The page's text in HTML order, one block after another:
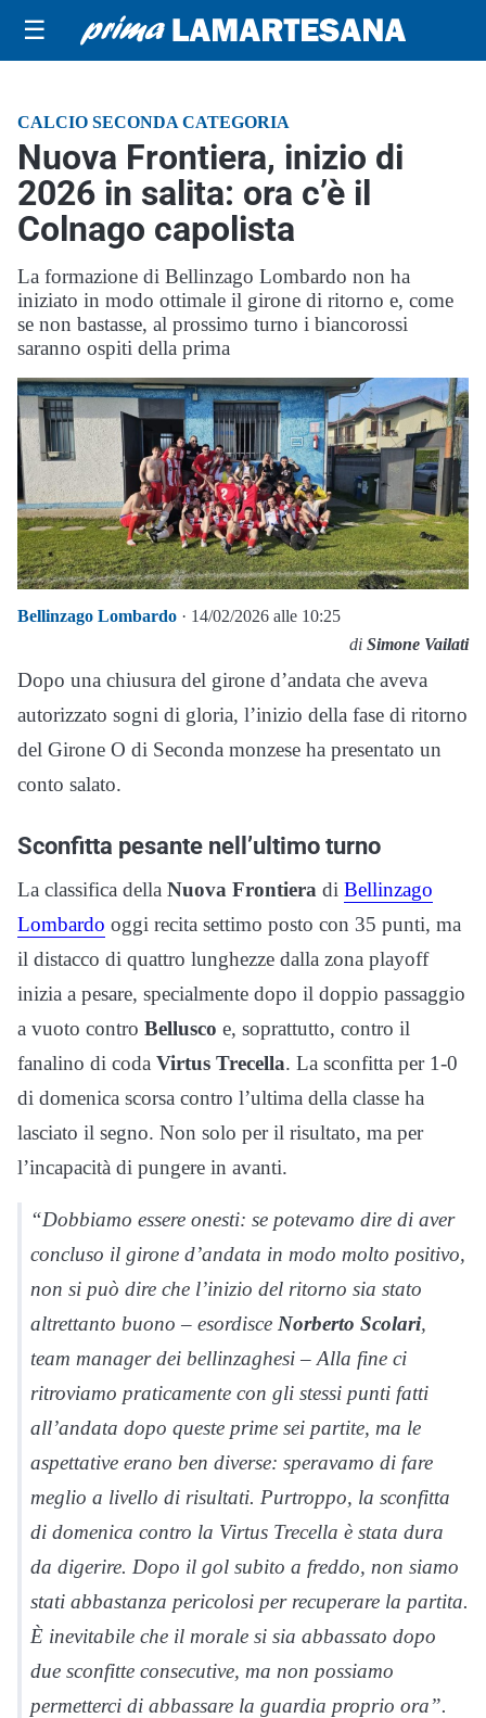
☰
CALCIO SECONDA CATEGORIA
Nuova Frontiera, inizio di
2026 in salita: ora c’è il
Colnago capolista
La formazione di Bellinzago Lombardo non ha
iniziato in modo ottimale il girone di ritorno e, come
se non bastasse, al prossimo turno i biancorossi
saranno ospiti della prima
Bellinzago Lombardo · 14/02/2026 alle 10:25
di Simone Vailati
Dopo una chiusura del girone d’andata che aveva
autorizzato sogni di gloria, l’inizio della fase di ritorno
del Girone O di Seconda monzese ha presentato un
conto salato.
Sconfitta pesante nell’ultimo turno
La classifica della Nuova Frontiera di Bellinzago
Lombardo oggi recita settimo posto con 35 punti, ma
il distacco di quattro lunghezze dalla zona playoff
inizia a pesare, specialmente dopo il doppio passaggio
a vuoto contro Bellusco e, soprattutto, contro il
fanalino di coda Virtus Trecella. La sconfitta per 1-0
di domenica scorsa contro l’ultima della classe ha
lasciato il segno. Non solo per il risultato, ma per
l’incapacità di pungere in avanti.
“Dobbiamo essere onesti: se potevamo dire di aver
concluso il girone d’andata in modo molto positivo,
non si può dire che l’inizio del ritorno sia stato
altrettanto buono – esordisce Norberto Scolari,
team manager dei bellinzaghesi – Alla fine ci
ritroviamo praticamente con gli stessi punti fatti
all’andata dopo queste prime sei partite, ma le
aspettative erano ben diverse: speravamo di fare
meglio a livello di risultati. Purtroppo, la sconfitta
di domenica contro la Virtus Trecella è stata dura
da digerire. Dopo il gol subito a freddo, non siamo
stati abbastanza pericolosi per recuperare la partita.
È inevitabile che il morale si sia abbassato dopo
due sconfitte consecutive, ma non possiamo
permetterci di abbassare la guardia proprio ora”.